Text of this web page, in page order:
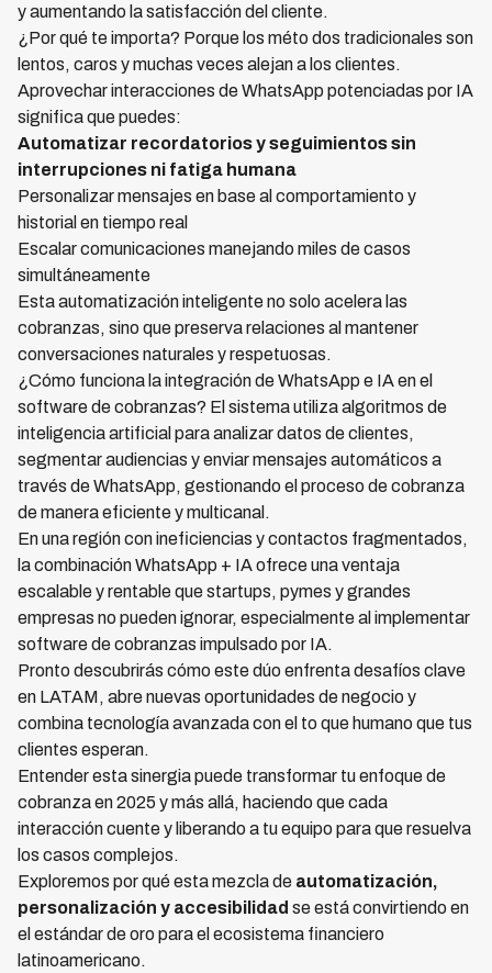
y aumentando la satisfacción del cliente.
¿Por qué te importa? Porque los méto dos tradicionales son
lentos, caros y muchas veces alejan a los clientes.
Aprovechar interacciones de WhatsApp potenciadas por IA
significa que puedes:
Automatizar recordatorios y seguimientos sin
interrupciones ni fatiga humana
Personalizar mensajes en base al comportamiento y
historial en tiempo real
Escalar comunicaciones manejando miles de casos
simultáneamente
Esta automatización inteligente no solo acelera las
cobranzas, sino que preserva relaciones al mantener
conversaciones naturales y respetuosas.
¿Cómo funciona la integración de WhatsApp e IA en el
software de cobranzas? El sistema utiliza algoritmos de
inteligencia artificial para analizar datos de clientes,
segmentar audiencias y enviar mensajes automáticos a
través de WhatsApp, gestionando el proceso de cobranza
de manera eficiente y multicanal.
En una región con ineficiencias y contactos fragmentados,
la combinación WhatsApp + IA ofrece una ventaja
escalable y rentable que startups, pymes y grandes
empresas no pueden ignorar, especialmente al implementar
software de cobranzas impulsado por IA.
Pronto descubrirás cómo este dúo enfrenta desafíos clave
en LATAM, abre nuevas oportunidades de negocio y
combina tecnología avanzada con el to que humano que tus
clientes esperan.
Entender esta sinergia puede transformar tu enfoque de
cobranza en 2025 y más allá, haciendo que cada
interacción cuente y liberando a tu equipo para que resuelva
los casos complejos.
Exploremos por qué esta mezcla de automatización,
personalización y accesibilidad se está convirtiendo en
el estándar de oro para el ecosistema financiero
latinoamericano.